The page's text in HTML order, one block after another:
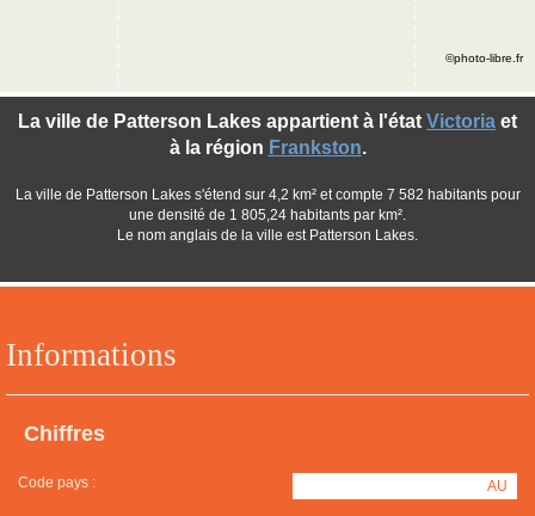
Informations
Chiffres
Code pays : AU
La ville de Patterson Lakes appartient à l'état Victoria et
à la région Frankston.
La ville de Patterson Lakes s'étend sur 4,2 km² et compte 7 582 habitants pour
une densité de 1 805,24 habitants par km².
Le nom anglais de la ville est Patterson Lakes.
©photo-libre.fr